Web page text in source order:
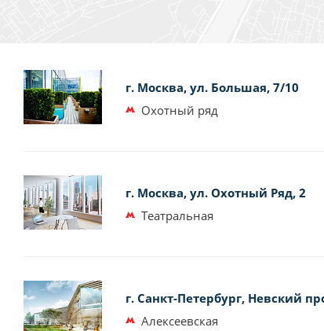
г. Москва, ул. Большая, 7/10
Охотный ряд
г. Москва, ул. Охотный Ряд, 2
Театральная
г. Санкт-Петербург, Невский
Алексеевская